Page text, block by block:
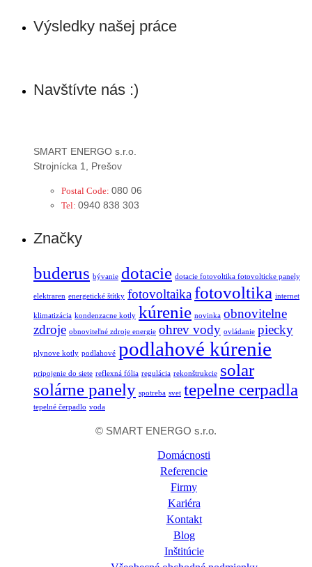
Výsledky našej práce
Navštívte nás :)
SMART ENERGO s.r.o.
Strojnícka 1, Prešov
Postal Code: 080 06
Tel: 0940 838 303
Značky
buderus bývanie dotacie dotacie fotovoltika fotovolticke panely
elektraren energetické štítky fotovoltaikafotovoltika internet
klimatizácia kondenzacne kotly kúrenie novinka obnovitelne
zdroje obnoviteľné zdroje energie ohrev vody ovládanie piecky
plynove kotly podlahové podlahové kúrenie
pripojenie do siete reflexná fólia regulácia rekonštrukcie solar
solárne panely spotreba svet tepelne cerpadla
tepelné čerpadlo voda
© SMART ENERGO s.r.o.
Domácnosti
Referencie
Firmy
Kariéra
Kontakt
Blog
Inštitúcie